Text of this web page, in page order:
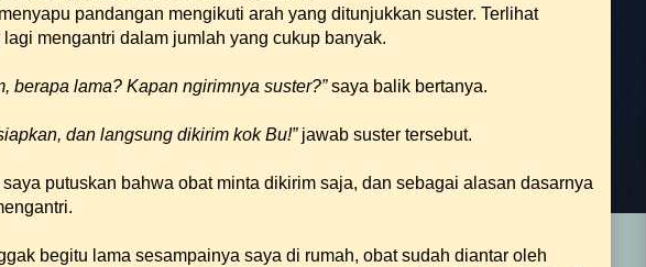
pandangan mengikuti arah yang ditunjukkan suster. Terlihat
lagi mengantri dalam jumlah yang cukup banyak.
berapa lama? Kapan ngirimnya suster?”saya balik bertanya.
dan langsung dikirim kok Bu!”jawab suster tersebut.
putuskan bahwa obat minta dikirim saja, dan sebagai alasan dasarnya
begitu lama sesampainya saya di rumah, obat sudah diantar oleh